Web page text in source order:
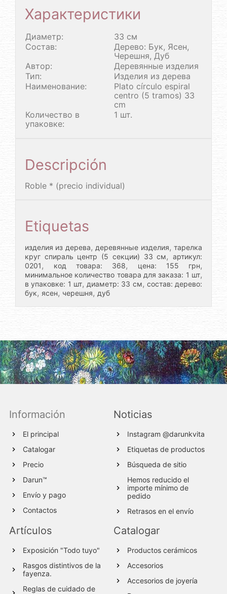
Характеристики
Диаметр:
33 см
Состав:
Дерево: Бук, Ясен,
Черешня, Дуб
Автор:
Деревянные изделия
Тип:
Изделия из дерева
Наименование:
Plato círculo espiral
centro (5 tramos) 33
cm
Количество в
упаковке:
1 шт.
Descripción
Roble * (precio individual)
Etiquetas
изделия из дерева,деревянные изделия,тарелка
круг спираль центр (5 секции) 33 см,артикул:
0201, код товара: 368, цена: 155 грн,
минимальное количество товара для заказа: 1 шт,
в упаковке: 1 шт, диаметр: 33 см, состав: дерево:
бук, ясен, черешня, дуб
Información
El principal
Catalogar
Precio
Darun™
Envío y pago
Contactos
Noticias
Instagram @darunkvita
Etiquetas de productos
Búsqueda de sitio
Hemos reducido el
importe mínimo de
pedido
Retrasos en el envío
Artículos
Exposición "Todo tuyo"
Rasgos distintivos de la
fayenza.
Reglas de cuidado de
Catalogar
Productos cerámicos
Accesorios
Accesorios de joyería